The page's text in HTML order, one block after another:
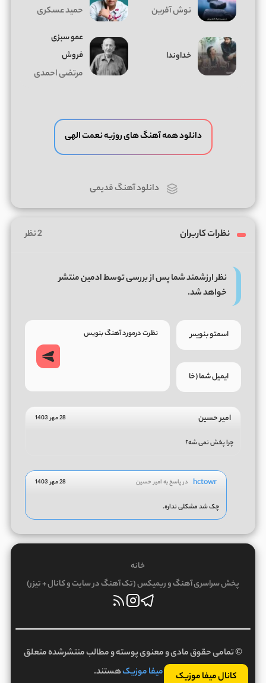
کانال میفا موزیک
نوش آفرین حمید عسکری
خداوندا
عمو سبزی
فروش
مرتضی احمدی
دانلود همه آهنگ های روزبه نعمت الهی
دانلود آهنگ قدیمی
نظرات کاربران 2 نظر
نظر ارزشمند شما پس از بررسی توسط ادمین منتشر
خواهد شد.
امیر حسین 28 مهر 1403
چرا پخش نمی شه؟
hctowr در پاسخ به امیر حسین 28 مهر 1403
چک شد مشکلی نداره.
خانه
پخش سراسری آهنگ و ریمیکس (تک آهنگ در سایت و کانال + تیزر)
© تمامی حقوق مادی و معنوی پوسته و مطالب منتشرشده متعلق
بهمیفا موزیکهستند.